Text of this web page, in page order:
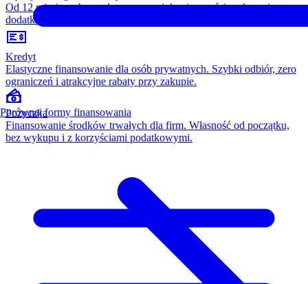
Od 12 miesięcy, bez opłaty wstępnej, konieczności wykupu i
dodatkowych kosztów. Wszystko w cenie raty.
Kredyt
Elastyczne finansowanie dla osób prywatnych. Szybki odbiór, zero
ograniczeń i atrakcyjne rabaty przy zakupie.
Pożyczka
Finansowanie środków trwałych dla firm. Własność od początku,
bez wykupu i z korzyściami podatkowymi.
Porównaj formy finansowania